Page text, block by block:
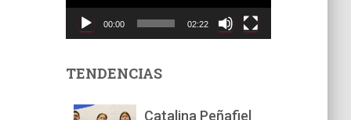
t
00:00 02:22
TENDENCIAS
Catalina Peñafiel